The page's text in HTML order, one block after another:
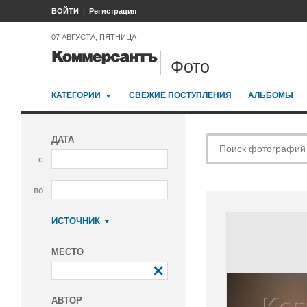
ВОЙТИ Регистрация
07 АВГУСТА, ПЯТНИЦА
Фото
КАТЕГОРИИ СВЕЖИЕ ПОСТУПЛЕНИЯ АЛЬБОМЫ
ДАТА
с
по
ИСТОЧНИК
МЕСТО
АВТОР